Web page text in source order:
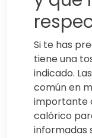
Si te has
tiene una
indicado.
común en
importante
calórico
informadas